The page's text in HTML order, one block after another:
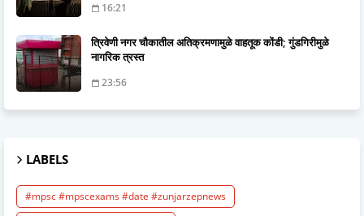
16:21
त्रिवेणी नगर चौकातील अतिक्रमणामुळे वाहतूक कोंडी; गुंडगिरीमुळे
नागरिक त्रस्त
23:56
LABELS
#mpsc #mpscexams #date #zunjarzepnews